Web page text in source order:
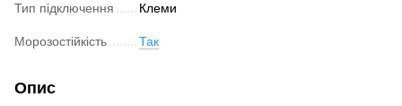
Тип підключення Клеми
Морозостійкість Так
Опис